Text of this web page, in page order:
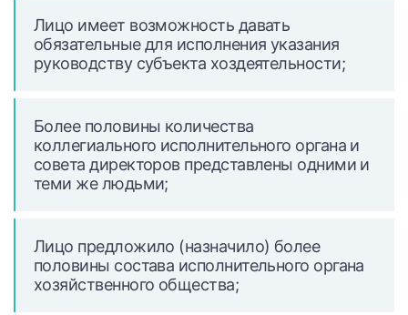
Лицо имеет возможность давать
обязательные для исполнения указания
руководству субъекта хоздеятельности;
Более половины количества
коллегиального исполнительного органа и
совета директоров представлены одними и
теми же людьми;
Лицо предложило (назначило) более
половины состава исполнительного органа
хозяйственного общества;